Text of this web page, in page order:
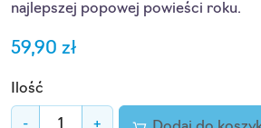
najlepszej popowej powieści roku.
59,90 zł
Ilość
- +